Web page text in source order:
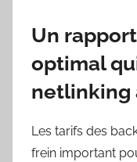
Un
optimal
netlinking
Les tarifs des
frein important